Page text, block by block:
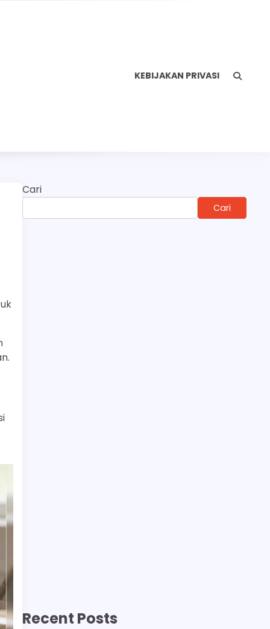
KEBIJAKAN PRIVASI
Cari
Cari
Recent Posts